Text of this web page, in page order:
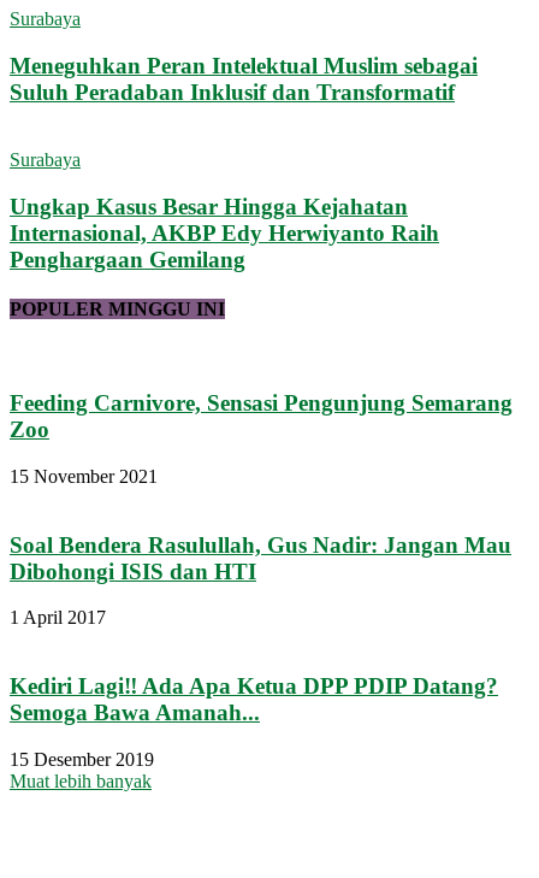
Surabaya
Meneguhkan Peran Intelektual Muslim sebagai
Suluh Peradaban Inklusif dan Transformatif
Surabaya
Ungkap Kasus Besar Hingga Kejahatan
Internasional, AKBP Edy Herwiyanto Raih
Penghargaan Gemilang
POPULER MINGGU INI
Feeding Carnivore, Sensasi Pengunjung Semarang
Zoo
15 November 2021
Soal Bendera Rasulullah, Gus Nadir: Jangan Mau
Dibohongi ISIS dan HTI
1 April 2017
Kediri Lagi‼ Ada Apa Ketua DPP PDIP Datang?
Semoga Bawa Amanah...
15 Desember 2019
Muat lebih banyak